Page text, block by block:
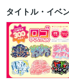
タイトル・イベ